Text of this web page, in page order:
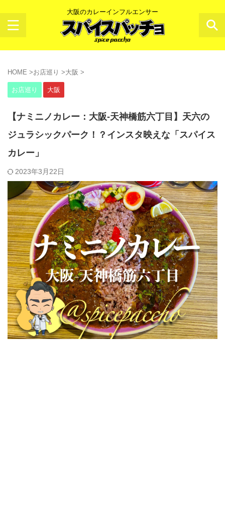
大阪のカレーインフルエンサー
HOME >お店巡り >大阪 >
お店巡り 大阪
【ナミニノカレー：大阪-天神橋筋六丁目】天六の
ジュラシックパーク！？インスタ映えな「スパイス
カレー」
2023年3月22日